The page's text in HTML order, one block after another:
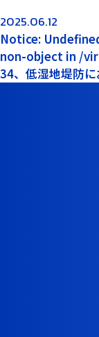
2025.06.12
Notice:
non-object in /
34、低湿地堤防